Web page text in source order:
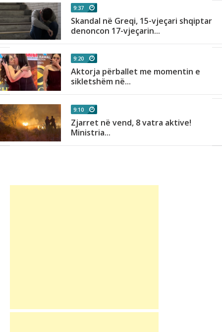
9:37
Skandal në Greqi, 15-vjeçari shqiptar
denoncon 17-vjeçarin...
9:20
Aktorja përballet me momentin e
sikletshëm në...
9:10
Zjarret në vend, 8 vatra aktive!
Ministria...